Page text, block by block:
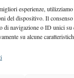
esperienze,
del dispositivo. Il
di navigazione o ID unici
su alcune